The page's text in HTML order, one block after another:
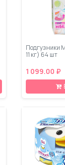
Подгузники
11 кг) 64 шт
1 099.00 ₽